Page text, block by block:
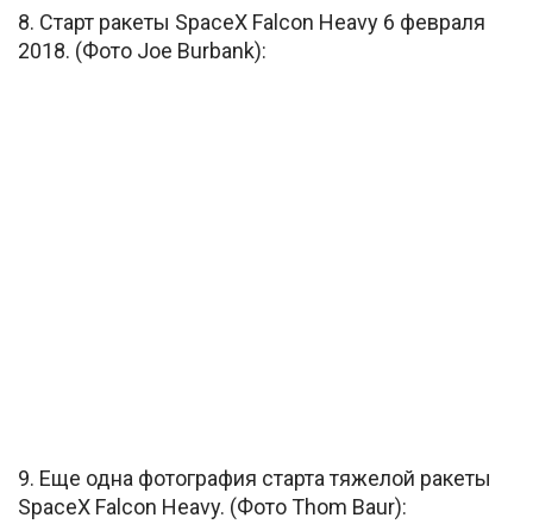
8. Старт ракеты SpaceX Falcon Heavy 6 февраля
2018. (Фото Joe Burbank):
9. Еще одна фотография старта тяжелой ракеты
SpaceX Falcon Heavy. (Фото Thom Baur):